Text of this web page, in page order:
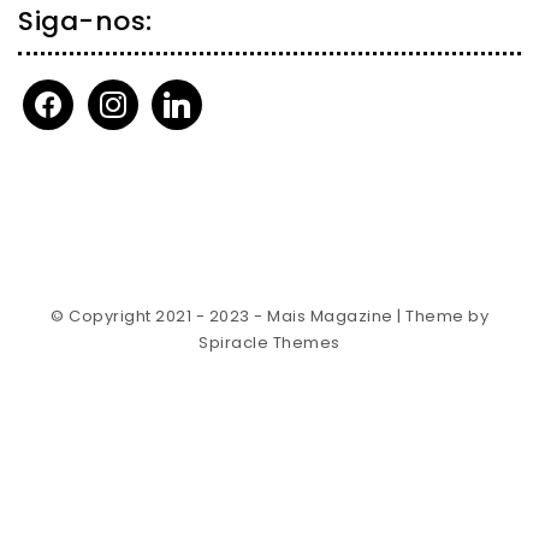
Siga-nos:
facebookinstagramlinkedin
© Copyright 2021 - 2023 - Mais Magazine | Theme by
Spiracle Themes